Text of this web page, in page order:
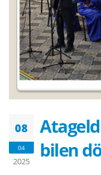
08
04
2025
bilen